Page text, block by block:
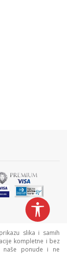
slika i samih
kompletne i bez
naše ponude i ne